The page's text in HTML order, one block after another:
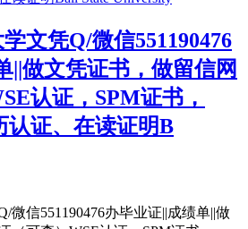
文凭Q/微信551190476
||做文凭证书，做留信网
认证，SPM证书，
认证、在读证明B
微信551190476办毕业证||成绩单||做